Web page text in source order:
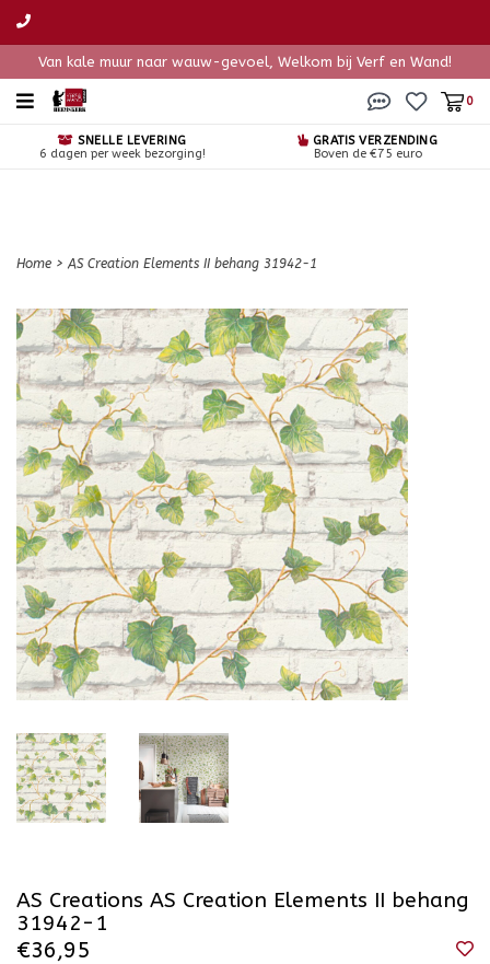
Van kale muur naar wauw-gevoel, Welkom bij Verf en Wand!
0
SNELLE LEVERING
6 dagen per week bezorging!
GRATIS VERZENDING
Boven de €75 euro
Home > AS Creation Elements II behang 31942-1
AS Creations AS Creation Elements II behang
31942-1
€36,95